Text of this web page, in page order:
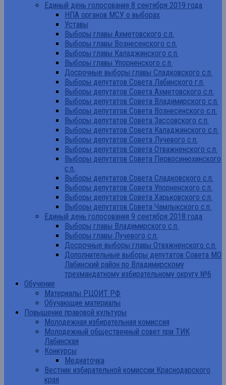
Единый день голосования 8 сентября 2019 года
НПА органов МСУ о выборах
Уставы
Выборы главы Ахметовского с.п.
Выборы главы Вознесенского с.п.
Выборы главы Каладжинского с.п.
Выборы главы Упорненского с.п.
Досрочные выборы главы Сладковского с.п.
Выборы депутатов Совета Лабинского г.п.
Выборы депутатов Совета Ахметовского с.п.
Выборы депутатов Совета Владимирского с.п.
Выборы депутатов Совета Вознесенского с.п.
Выборы депутатов Совета Зассовского с.п.
Выборы депутатов Совета Каладжинского с.п.
Выборы депутатов Совета Лучевого с.п.
Выборы депутатов Совета Отважненского с.п.
Выборы депутатов Совета Первосинюхинского
с.п.
Выборы депутатов Совета Сладковского с.п.
Выборы депутатов Совета Упорненского с.п.
Выборы депутатов Совета Харьковского с.п.
Выборы депутатов Совета Чамлыкского с.п.
Единый день голосования 9 сентября 2018 года
Выборы главы Владимирского с.п.
Выборы главы Лучевого с.п.
Досрочные выборы главы Отважненского с.п.
Дополнительные выборы депутатов Совета МО
Лабинский район по Владимирскому
трехмандатному избирательному округу №6
Обучение
Материалы РЦОИТ РФ
Обучающие материалы
Повышение правовой культуры
Молодежная избирательная комиссия
Молодежный общественный совет при ТИК
Лабинская
Конкурсы
Медиаточка
Вестник избирательной комиссии Краснодарского
края